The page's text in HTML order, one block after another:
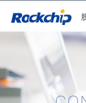
产品中心
应用方案
新闻中心